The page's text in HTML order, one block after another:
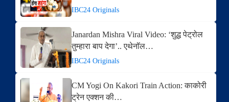
IBC24 Originals
Janardan Mishra Viral Video: ‘शुद्ध पेट्रोल
तुम्हारा बाप देगा’.. एथेनॉल…
IBC24 Originals
CM Yogi On Kakori Train Action: काकोरी
ट्रेन एक्शन की…